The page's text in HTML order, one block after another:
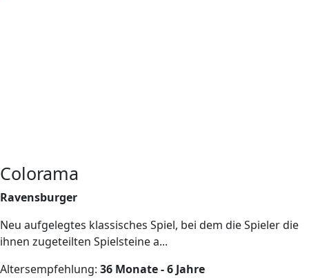
Colorama
Ravensburger
Neu aufgelegtes klassisches Spiel, bei dem die Spieler die
ihnen zugeteilten Spielsteine a...
Altersempfehlung: 36 Monate - 6 Jahre